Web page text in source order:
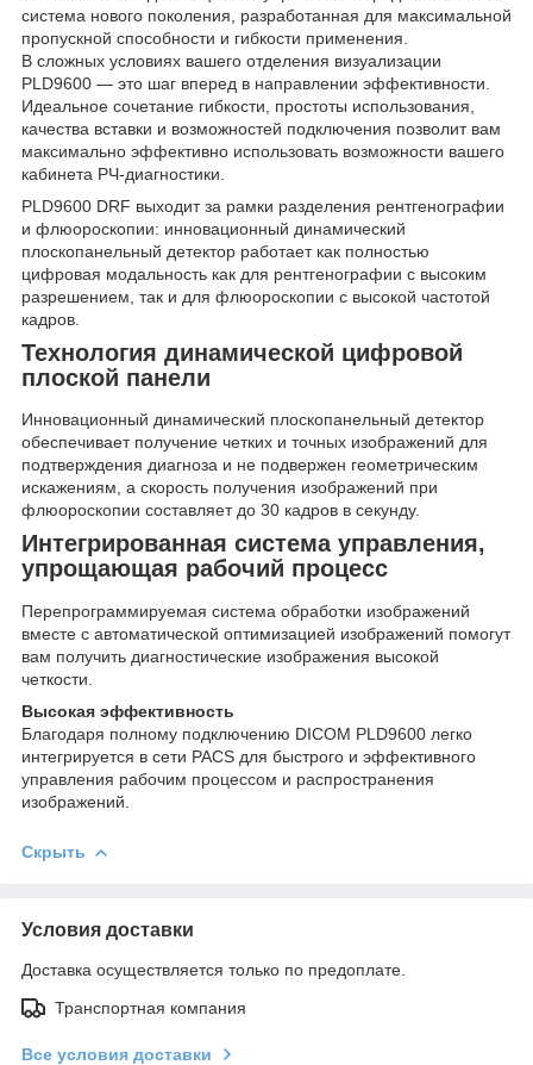
система нового поколения, разработанная для максимальной
пропускной способности и гибкости применения.
В сложных условиях вашего отделения визуализации
PLD9600 — это шаг вперед в направлении эффективности.
Идеальное сочетание гибкости, простоты использования,
качества вставки и возможностей подключения позволит вам
максимально эффективно использовать возможности вашего
кабинета РЧ-диагностики.
PLD9600 DRF выходит за рамки разделения рентгенографии
и флюороскопии: инновационный динамический
плоскопанельный детектор работает как полностью
цифровая модальность как для рентгенографии с высоким
разрешением, так и для флюороскопии с высокой частотой
кадров.
Технология динамической цифровой
плоской панели
Инновационный динамический плоскопанельный детектор
обеспечивает получение четких и точных изображений для
подтверждения диагноза и не подвержен геометрическим
искажениям, а скорость получения изображений при
флюороскопии составляет до 30 кадров в секунду.
Интегрированная система управления,
упрощающая рабочий процесс
Перепрограммируемая система обработки изображений
вместе с автоматической оптимизацией изображений помогут
вам получить диагностические изображения высокой
четкости.
Высокая эффективность
Благодаря полному подключению DICOM PLD9600 легко
интегрируется в сети PACS для быстрого и эффективного
управления рабочим процессом и распространения
изображений.
Скрыть
Условия доставки
Доставка осуществляется только по предоплате.
Транспортная компания
Все условия доставки